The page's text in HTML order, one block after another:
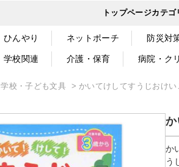
トップページカテゴ
ひんやり ネットポーチ 防災対
学校関連 介護・保育 病院・ク
学校・子ども文具 かいてけしてすうじおけい
か
か
う